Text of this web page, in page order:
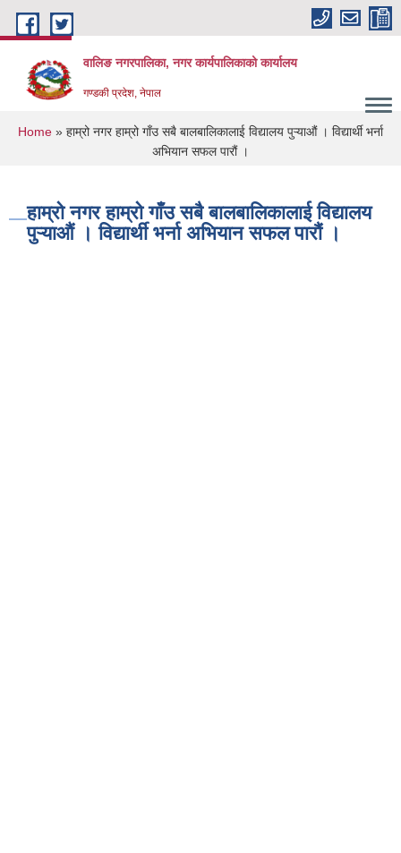
Skip to main content
वालिङ नगरपालिका, नगर कार्यपालिकाको कार्यालय
गण्डकी प्रदेश, नेपाल
You are here
Home » हाम्रो नगर हाम्रो गाँउ सबै बालबालिकालाई विद्यालय पुऱ्याऔं । विद्यार्थी भर्ना
अभियान सफल पारौं ।
हाम्रो नगर हाम्रो गाँउ सबै बालबालिकालाई विद्यालय
पुऱ्याऔं । विद्यार्थी भर्ना अभियान सफल पारौं ।